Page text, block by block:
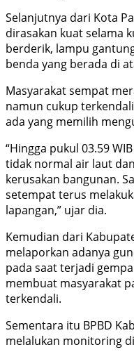
Selanjutnya dari Kota
dirasakan kuat selama
berderik, lampu
benda yang berada di
Masyarakat sempat
namun cukup
ada yang memilih
“Hingga pukul 03.59
tidak normal air laut
kerusakan bangunan.
setempat terus
lapangan,” ujar dia.
Kemudian dari
melaporkan adanya
pada saat terjadi
membuat masyarakat
terkendali.
Sementara itu BPBD
melalukan monitoring